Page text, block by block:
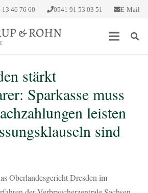
13 46 76 60 0541 91 53 03 51 E-Mail
stärkt
Sparkasse muss
leisten
sind
Oberlandesgericht Dresden im